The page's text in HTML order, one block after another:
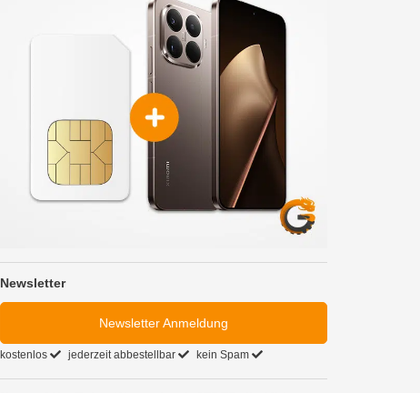
Newsletter
Newsletter Anmeldung
kostenlos jederzeit abbestellbar kein Spam